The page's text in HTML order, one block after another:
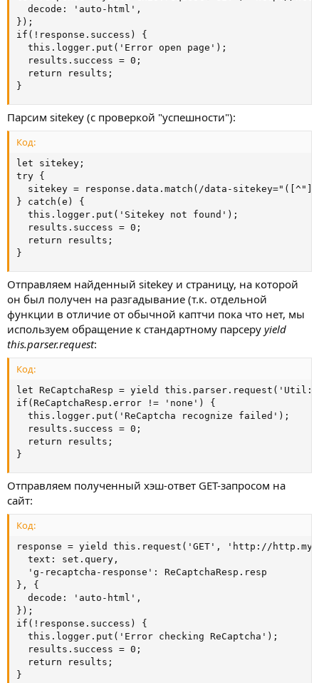
  decode: 'auto-html',
});
if(!response.success) {
  this.logger.put('Error open page');
  results.success = 0;
  return results;
}
Парсим sitekey (с проверкой "успешности"):
Код:
let sitekey;
try {
sitekey = response.data.match(/data-
} catch(e) {
  this.logger.put('Sitekey not found');
  results.success = 0;
  return results;
}
Отправляем найденный sitekey и страницу, на которой
он был получен на разгадывание (т.к. отдельной
функции в отличие от обычной каптчи пока что нет, мы
используем обращение к стандартному парсеру yield
this.parser.request:
Код:
let ReCaptchaResp = yield
if(ReCaptchaResp.error != 'none') {
  this.logger.put('ReCaptcha recognize failed');
  results.success = 0;
  return results;
}
Отправляем полученный хэш-ответ GET-запросом на
сайт:
Код:
response = yield this.request('GET', 'http://
  text: set.query,
  'g-recaptcha-response': ReCaptchaResp.resp
}, {
  decode: 'auto-html',
});
if(!response.success) {
  this.logger.put('Error checking ReCaptcha');
  results.success = 0;
  return results;
}